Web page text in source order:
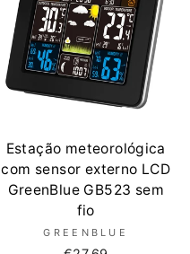
Estação meteorológica
com sensor externo LCD
GreenBlue GB523 sem
fio
GREENBLUE